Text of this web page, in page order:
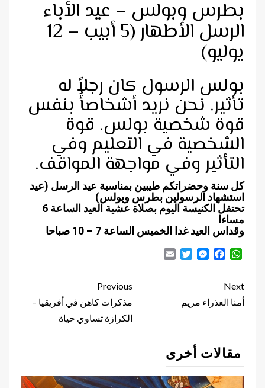
بطرس وبولس – عيد الأباء
الرسل الأطهار (5 أبيب – 12
يوليو)
بولس الرسول كان رجلاً له
تأثير. نحن نريد أشخاصأُ بنفس
قوة شخصية بولس. قوة
الشخصية في التعليم وفي
التأثير وفي مواجهة المواقف.
كل سنة وحضراتكم طيبين بمناسبة عيد الرسل (عيد
استشهاد الرسولين بطرس وبولس)
تحتفل الكنيسة اليوم بصلاة عشية العيد الساعة 6
مساءا
وقداس العيد غدا الخميس الساعة 7 – 10 صباحا
WhatsApp
Facebook
Messenger
Twitter
Continue
Reading
Previous
مذكرات كاهن في أفريقيا –
الكرازة تساوي حياة
Next
أمنا العذراء مريم
مقالات أخرى